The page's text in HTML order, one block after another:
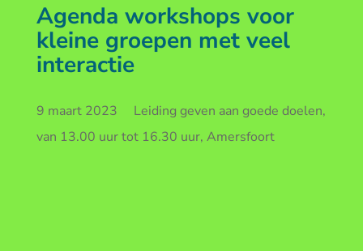
Agenda workshops voor
kleine groepen met veel
interactie
9 maart 2023 Leiding geven aan goede doelen,
van 13.00 uur tot 16.30 uur, Amersfoort